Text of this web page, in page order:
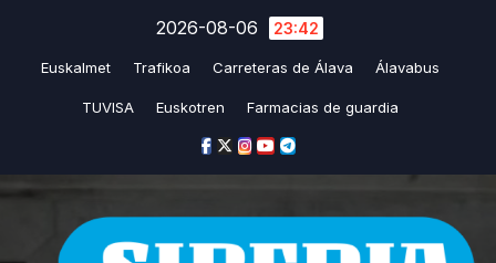
2026-08-06 23:42
Euskalmet Trafikoa Carreteras de Álava Álavabus
TUVISA Euskotren Farmacias de guardia